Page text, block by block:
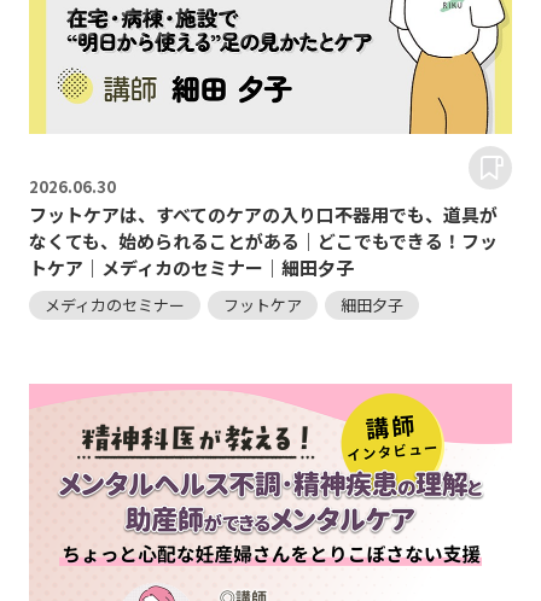
2026.06.30
フットケアは、すべてのケアの入り口――不器用でも、道具が
なくても、始められることがある｜どこでもできる！フッ
トケア｜メディカのセミナー｜細田夕子
メディカのセミナー フットケア 細田夕子